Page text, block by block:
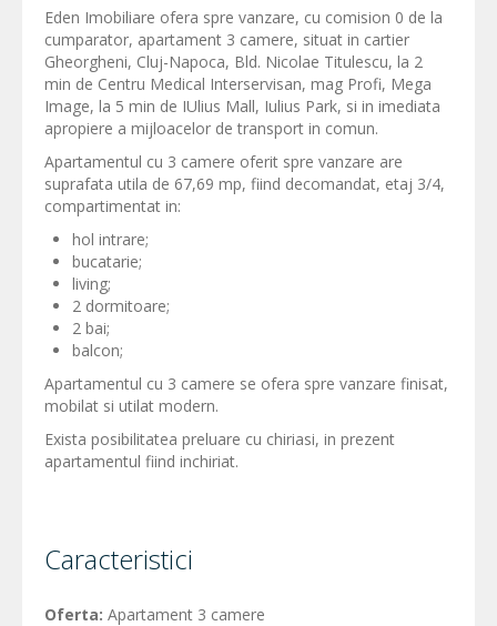
Eden Imobiliare ofera spre vanzare, cu comision 0 de la
cumparator, apartament 3 camere, situat in cartier
Gheorgheni, Cluj-Napoca, Bld. Nicolae Titulescu, la 2
min de Centru Medical Interservisan, mag Profi, Mega
Image, la 5 min de IUlius Mall, Iulius Park, si in imediata
apropiere a mijloacelor de transport in comun.
Apartamentul cu 3 camere oferit spre vanzare are
suprafata utila de 67,69 mp, fiind decomandat, etaj 3/4,
compartimentat in:
hol intrare;
bucatarie;
living;
2 dormitoare;
2 bai;
balcon;
Apartamentul cu 3 camere se ofera spre vanzare finisat,
mobilat si utilat modern.
Exista posibilitatea preluare cu chiriasi, in prezent
apartamentul fiind inchiriat.
Caracteristici
Oferta: Apartament 3 camere